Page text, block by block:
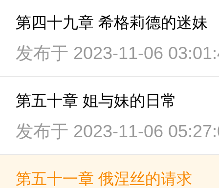
第四十九章 希格莉德的迷妹
发布于 2023-11-06
第五十章 姐与妹的日常
发布于 2023-11-06
第五十一章 俄涅丝的请求